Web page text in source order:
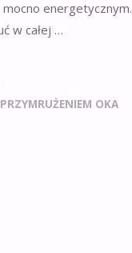
mocno energetycznym.
w całej …
OKA